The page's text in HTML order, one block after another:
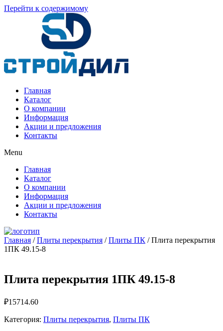
Перейти к содержимому
Главная
Каталог
О компании
Информация
Акции и предложения
Контакты
Menu
Главная
Каталог
О компании
Информация
Акции и предложения
Контакты
Главная /Плиты перекрытия /Плиты ПК / Плита перекрытия
1ПК 49.15-8
Плита перекрытия 1ПК 49.15-8
₽15714.60
Категория: Плиты перекрытия, Плиты ПК